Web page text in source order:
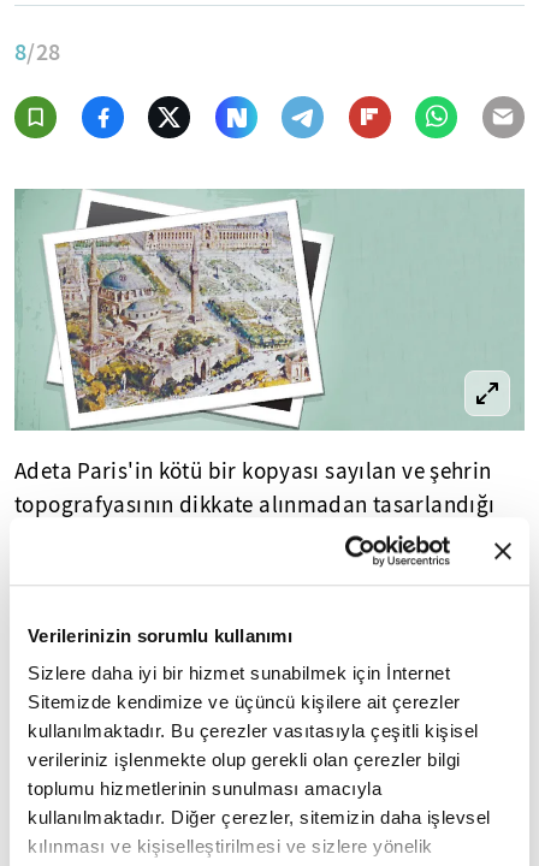
Verilerinizin sorumlu kullanımı
Sizlere daha iyi bir hizmet sunabilmek için İnternet
Sitemizde kendimize ve üçüncü kişilere ait çerezler
kullanılmaktadır. Bu çerezler vasıtasıyla çeşitli kişisel
verileriniz işlenmekte olup gerekli olan çerezler bilgi
toplumu hizmetlerinin sunulması amacıyla
kullanılmaktadır. Diğer çerezler, sitemizin daha işlevsel
kılınması ve kişiselleştirilmesi ve sizlere yönelik
8/28
Adeta Paris'in kötü bir kopyası sayılan ve şehrin
topografyasının dikkate alınmadan tasarlandığı
bu proje Osmanlı idaresi tarafından beğenilmemiş
ve uygulanmamıştır. Sultan Abdülhamid, sadece
övgüyü hak etmektedir.
/28 CİSR-İ ENBUBİ (TÜP GEÇİT) PROJELERİ